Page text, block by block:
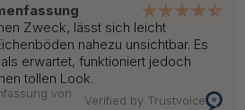
Zweck, lässt sich leicht
nahezu unsichtbar. Es
erwartet, funktioniert jedoch
tollen Look.
von
Verified by Trustvoice